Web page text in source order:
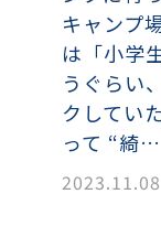
再生プラスチック
フィルター
造粒機用消耗部品
粉砕機用消耗部品
キャンプ
は「小学
うぐらい
クしてい
って “綺…
2023.11.08